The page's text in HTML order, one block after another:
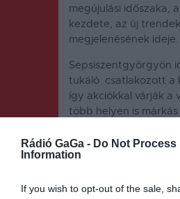
Rádió GaGa - Do Not Process
Information
If you wish to opt-out of the sale,
megújulási időszaka,
kezdete, az új trendek
megjelenésének ideje.
Sepsiszentgyörgyön
tukáló csatlakozott a
így akciókkal várják a
több helyen is márkás
olcsóbban ,mint